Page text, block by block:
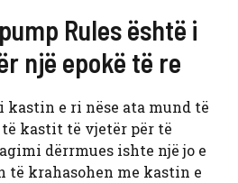
Rules është i
një epokë të re
e ri nëse ata mund të
kastit të vjetër për të
dërrmues ishte një jo e
të krahasohen me kastin e